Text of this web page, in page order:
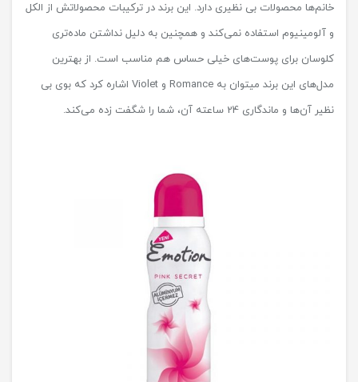
خانم‌ها محصولات بی نظیری دارد. این برند در ترکیبات محصولاتش از الکل
و آلومینیوم استفاده نمی‌کند و همچنین به دلیل نداشتن ماده‌تری
کلوسان برای پوست‌های خیلی حساس هم مناسب است. از بهترین
مدل‌های این برند میتوان به Romance و Violet اشاره کرد که بوی بی
نظیر آن‌ها و ماندگاری 24 ساعته آن، شما را شگفت زده می‌کند.